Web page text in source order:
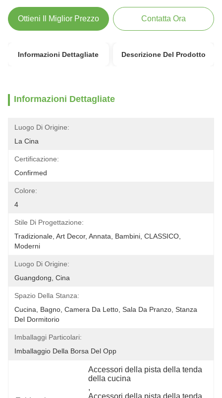
Ottieni Il Miglior Prezzo Contatta Ora
Informazioni Dettagliate Descrizione Del Prodotto
Informazioni Dettagliate
Luogo Di Origine:
La Cina
Certificazione:
Confirmed
Colore:
4
Stile Di Progettazione:
Tradizionale, Art Decor, Annata, Bambini, CLASSICO,
Moderni
Luogo Di Origine:
Guangdong, Cina
Spazio Della Stanza:
Cucina, Bagno, Camera Da Letto, Sala Da Pranzo, Stanza
Del Dormitorio
Imballaggi Particolari:
Imballaggio Della Borsa Del Opp
Accessori della pista della tenda
della cucina
,
Accessori della pista della tenda